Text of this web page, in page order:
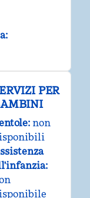
:
PER
: non
: